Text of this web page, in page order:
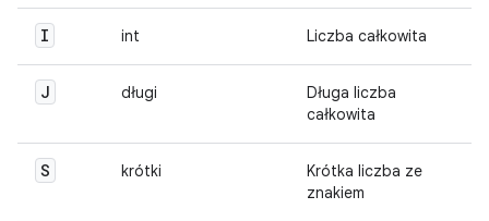
I int Liczba całkowita
J długi
Długa liczba
całkowita
S krótki
Krótka liczba ze
znakiem